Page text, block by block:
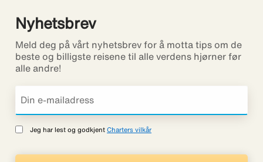
Nyhetsbrev
Meld deg på vårt nyhetsbrev for å motta tips om de
beste og billigste reisene til alle verdens hjørner før
alle andre!
Jeg har lest og godkjent Charters vilkår